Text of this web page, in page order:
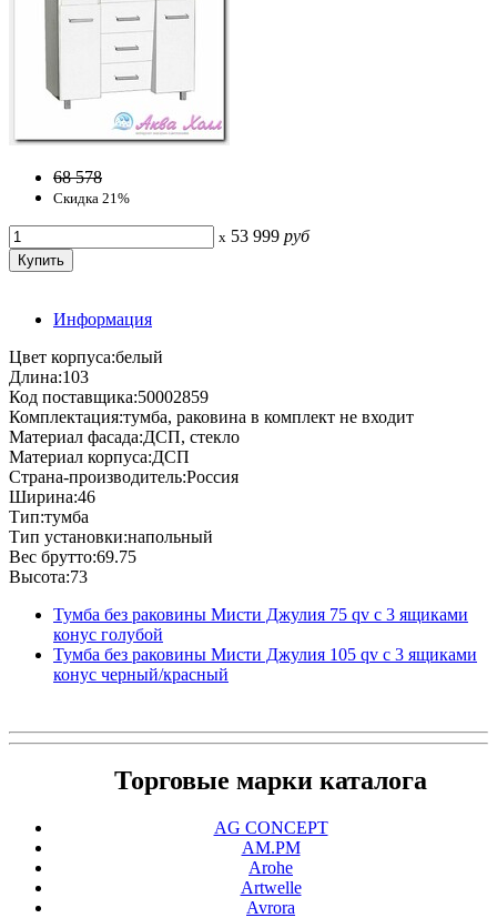
68 578
Скидка 21%
x 53 999 руб
Информация
Цвет корпуса:белый
Длина:103
Код поставщика:50002859
Комплектация:тумба, раковина в комплект не входит
Материал фасада:ДСП, стекло
Материал корпуса:ДСП
Страна-производитель:Россия
Ширина:46
Тип:тумба
Тип установки:напольный
Вес брутто:69.75
Высота:73
Тумба без раковины Мисти Джулия 75 qv с 3 ящиками
конус голубой
Тумба без раковины Мисти Джулия 105 qv с 3 ящиками
конус черный/красный
Торговые марки каталога
AG CONCEPT
AM.PM
Arohe
Artwelle
Avrora